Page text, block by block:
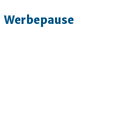
Werbepause